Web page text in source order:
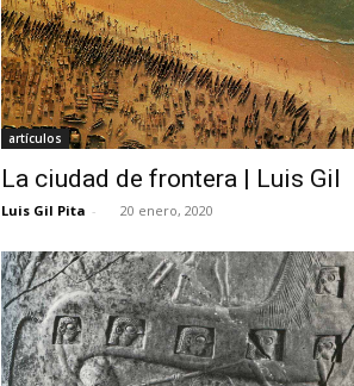
artículos
La ciudad de frontera | Luis Gil
Luis Gil Pita - 20 enero, 2020